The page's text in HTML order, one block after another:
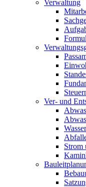
Verwaltung
Ver- und
Strom